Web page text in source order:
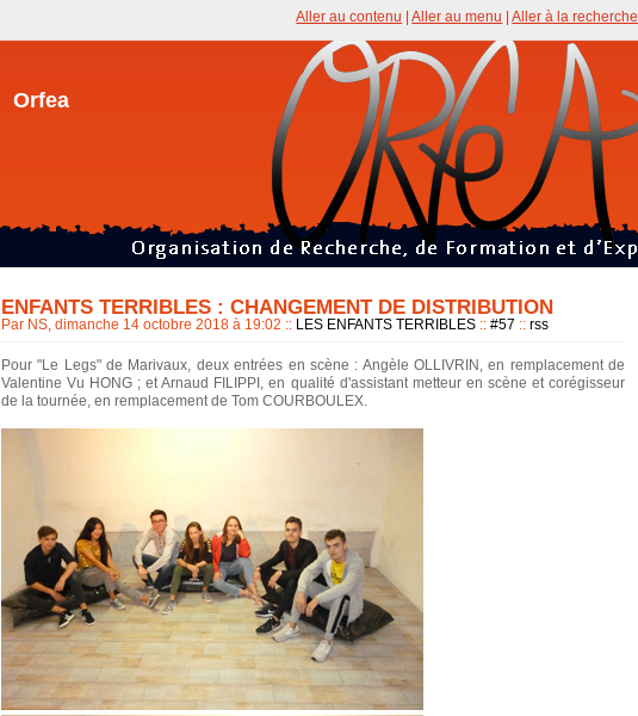
Orfea
Aller au contenu |Aller au menu |Aller à la recherche
ENFANTS TERRIBLES : CHANGEMENT DE DISTRIBUTION
Par NS, dimanche 14 octobre 2018 à 19:02 :: LES ENFANTS TERRIBLES :: #57 :: rss
Pour "Le Legs" de Marivaux, deux entrées en scène : Angèle OLLIVRIN, en remplacement de
Valentine Vu HONG ; et Arnaud FILIPPI, en qualité d'assistant metteur en scène et corégisseur
de la tournée, en remplacement de Tom COURBOULEX.